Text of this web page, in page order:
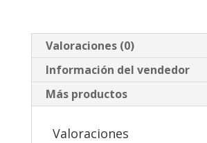
Valoraciones (0)
Información del vendedor
Más productos
Valoraciones